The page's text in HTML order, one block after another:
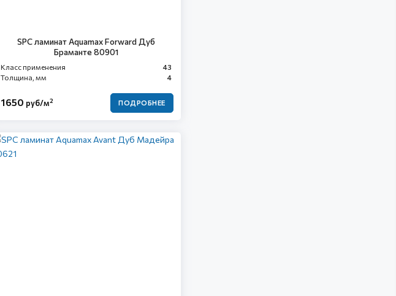
SPC ламинат Aquamax Forward Дуб
Браманте 80901
Класс применения
43
Толщина, мм
4
1650 руб/м2 ПОДРОБНЕЕ